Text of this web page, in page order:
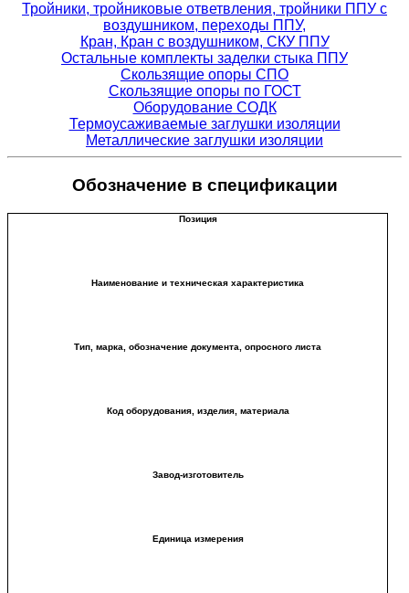
Тройники, тройниковые ответвления, тройники ППУ с
воздушником, переходы ППУ,
Кран, Кран с воздушником, СКУ ППУ
Остальные комплекты заделки стыка ППУ
Скользящие опоры СПО
Скользящие опоры по ГОСТ
Оборудование СОДК
Термоусаживаемые заглушки изоляции
Металлические заглушки изоляции
Обозначение в спецификации
Позиция
Наименование и техническая характеристика
Тип, марка, обозначение документа, опросного листа
Код оборудования, изделия, материала
Завод-изготовитель
Единица измерения